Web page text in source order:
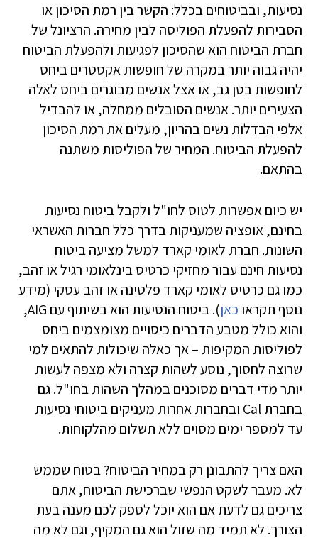
נסיעות, ובביטוחים בכלל: הקשר בין רמת הסיכון או
הסבירות להפעלת הפוליסה לבין מחירה. הרציונל של
חברת הביטוח הוא שהסיכון לפגיעות ולהפעלת הביטוח
יהיה גבוה יותר במקרה של חופשות אקסטרים ביחס
לחופשות בטן גב, או אצל אנשים מבוגרים ביחס לאלה
הצעירים יותר. אנשים הסובלים ממחלה, או להבדיל
אלפי הבדלות נשים בהריון, מעלים את רמת הסיכון
להפעלת הביטוח. המחיר של הפוליסות משתנה
בהתאם.
יש כיום אפשרות לטוס לחו"ל ולקבל ביטוח נסיעות
בחינם, אופציה שמעניקות בדרך כלל חברות האשראי
השונות. חברת לאומי קארד למשל מציעה ביטוח
נסיעות חינם עבור מחזיקי כרטיס בינלאומי רגיל או זהב,
כמו גם כרטיס לאומי קארד פלטינה או זהב עסקי (מידע
נוסף תקראו כאן
). ביטוח הנסיעות הוא בשיתוף עם AIG,
והוא כולל מטבע הדברים כיסויים מצומצמים ביחס
לפוליסות המקיפות – אך כאלה שיכולות להתאים למי
שרוצה לחסוך, נוסע לשהות קצרה ולא מצפה לעשות
יותר מדי דברים מסוכנים במהלך השהות בחו"ל. גם
בחברת Cal ובחברות אחרות מעניקים ביטוחי נסיעות
עד למספר ימים מסוים ללא תשלום מהלקוחות.
האם צריך להתבונן רק במחיר הביטוח? בטוח שממש
לא. מעבר לשקט הנפשי שברכישת הביטוח, אתם
צריכים גם לדעת אם הוא יוכל לספק לכם מענה בעת
הצורך. לא תמיד מה שזול הוא גם המקיף, וגם לא מה